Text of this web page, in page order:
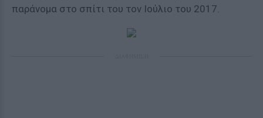
παράνομα στο σπίτι του τον Ιούλιο του 2017.